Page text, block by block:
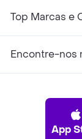
Top Marcas e
Encontre-nos
App